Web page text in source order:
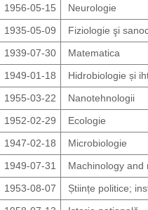
1956-05-15 Neurologie
1935-05-09 Fiziologie şi
1939-07-30 Matematica
1949-01-18 Hidrobiologie și
1955-03-22 Nanotehnologii
1952-02-29 Ecologie
1947-02-18 Microbiologie
1949-07-31 Machinology and
1953-08-07 Științe politice;